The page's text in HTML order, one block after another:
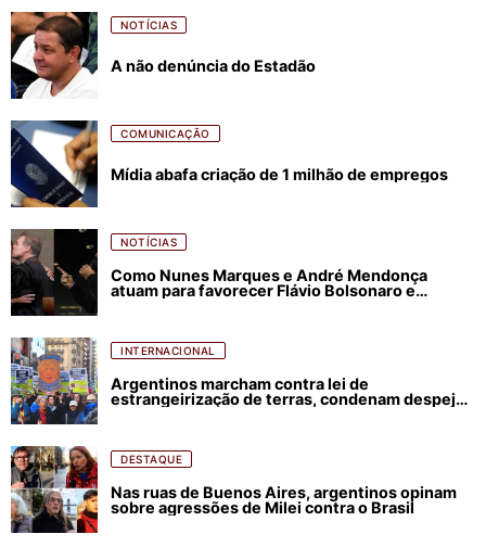
NOTÍCIAS
A não denúncia do Estadão
COMUNICAÇÃO
Mídia abafa criação de 1 milhão de empregos
NOTÍCIAS
Como Nunes Marques e André Mendonça
atuam para favorecer Flávio Bolsonaro e
INTERNACIONAL
Argentinos marcham contra lei de
estrangeirização de terras, condenam despejos
DESTAQUE
Nas ruas de Buenos Aires, argentinos opinam
sobre agressões de Milei contra o Brasil